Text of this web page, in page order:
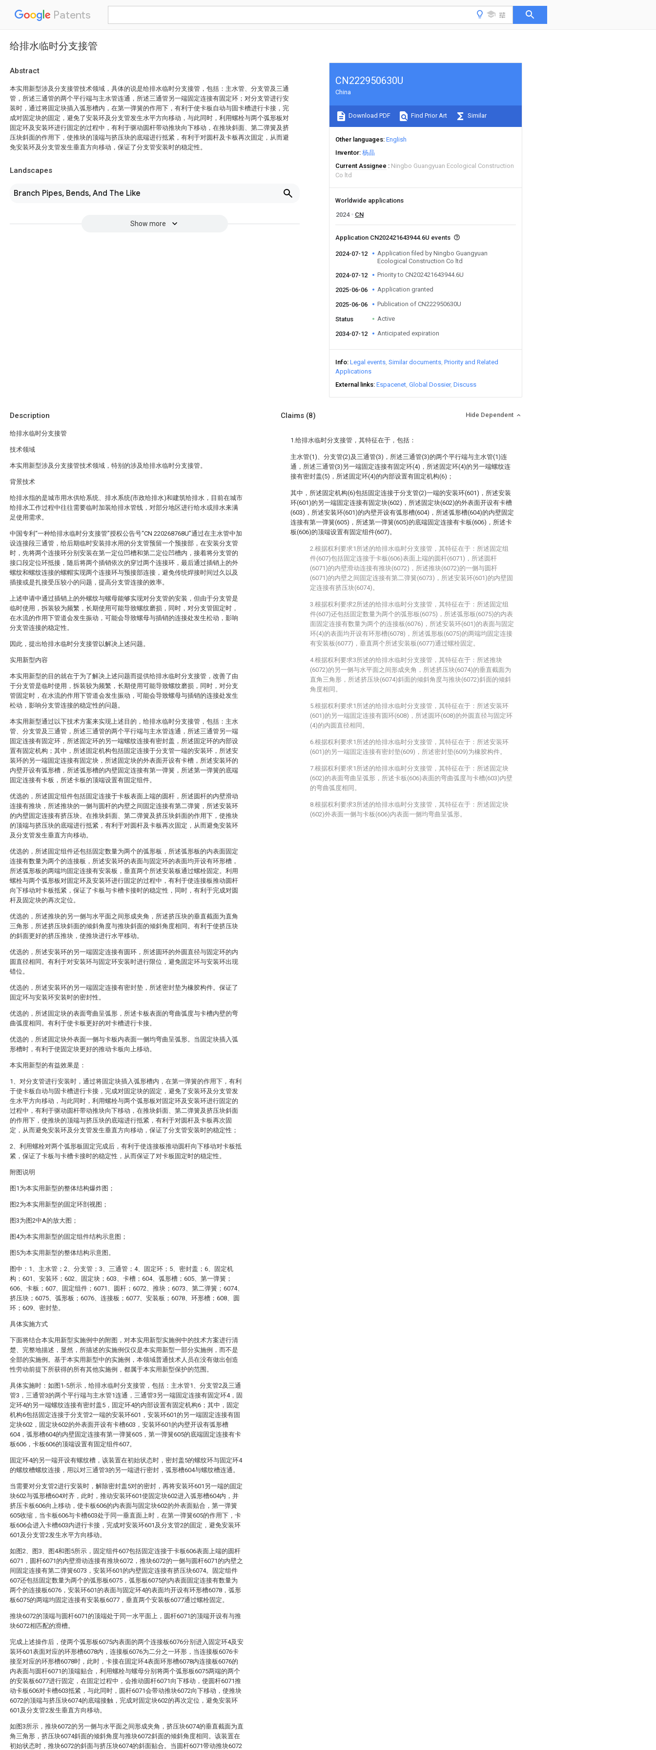
Patents
给排水临时分支接管
Abstract
本实用新型涉及分支接管技术领域，具体的说是给排水临时分支接管，包括：主水管、分支管及三通
管，所述三通管的两个平行端与主水管连通，所述三通管另一端固定连接有固定环；对分支管进行安
装时，通过将固定块插入弧形槽内，在第一弹簧的作用下，有利于使卡板自动与固卡槽进行卡接，完
成对固定块的固定，避免了安装环及分支管发生水平方向移动，与此同时，利用螺栓与两个弧形板对
固定环及安装环进行固定的过程中，有利于驱动圆杆带动推块向下移动，在推块斜面、第二弹簧及挤
压块斜面的作用下，使推块的顶端与挤压块的底端进行抵紧，有利于对圆杆及卡板再次固定，从而避
免安装环及分支管发生垂直方向移动，保证了分支管安装时的稳定性。
Landscapes
Branch Pipes, Bends, And The Like
Show more
CN222950630U
China
Download PDF Find Prior Art Similar
Other languages English
Inventor 杨晶
Current Assignee
Ningbo Guangyuan Ecological Construction
Co ltd
Worldwide applications
2024
CN
Application CN202421643944.6U events
2024-07-12
Application filed by Ningbo Guangyuan
Ecological Construction Co ltd
2024-07-12
Priority to CN202421643944.6U
2025-06-06 Application granted
2025-06-06 Publication of CN222950630U
Status Active
2034-07-12 Anticipated expiration
Info Legal events Similar documents Priority and Related
Applications
External links Espacenet Global Dossier Discuss
Description
给排水临时分支接管
技术领域
本实用新型涉及分支接管技术领域，特别的涉及给排水临时分支接管。
背景技术
给排水指的是城市用水供给系统、排水系统(市政给排水)和建筑给排水，目前在城市
给排水工作过程中往往需要临时加装给排水管线，对部分地区进行给水或排水来满
足使用需求。
中国专利“一种给排水临时分支接管”授权公告号“CN 220268768U”通过在主水管中加
设连接段三通管，给后期临时安装排水用的分支管预留一个预接部，在安装分支管
时，先将两个连接环分别安装在第一定位凹槽和第二定位凹槽内，接着将分支管的
接口段定位环抵接，随后将两个插销依次的穿过两个连接环，最后通过插销上的外
螺纹和螺纹连接的螺帽实现两个连接环与预接部连接，避免传统焊接时间过久以及
插接或是扎接受压较小的问题，提高分支管连接的效率。
上述申请中通过插销上的外螺纹与螺母能够实现对分支管的安装，但由于分支管是
临时使用，拆装较为频繁，长期使用可能导致螺纹磨损，同时，对分支管固定时，
在水流的作用下管道会发生振动，可能会导致螺母与插销的连接处发生松动，影响
分支管连接的稳定性。
因此，提出给排水临时分支接管以解决上述问题。
实用新型内容
本实用新型的目的就在于为了解决上述问题而提供给排水临时分支接管，改善了由
于分支管是临时使用，拆装较为频繁，长期使用可能导致螺纹磨损，同时，对分支
管固定时，在水流的作用下管道会发生振动，可能会导致螺母与插销的连接处发生
松动，影响分支管连接的稳定性的问题。
本实用新型通过以下技术方案来实现上述目的，给排水临时分支接管，包括：主水
管、分支管及三通管，所述三通管的两个平行端与主水管连通，所述三通管另一端
固定连接有固定环，所述固定环的另一端螺纹连接有密封盖，所述固定环的内部设
置有固定机构；其中，所述固定机构包括固定连接于分支管一端的安装环，所述安
装环的另一端固定连接有固定块，所述固定块的外表面开设有卡槽，所述安装环的
内壁开设有弧形槽，所述弧形槽的内壁固定连接有第一弹簧，所述第一弹簧的底端
固定连接有卡板，所述卡板的顶端设置有固定组件。
优选的，所述固定组件包括固定连接于卡板表面上端的圆杆，所述圆杆的内壁滑动
连接有推块，所述推块的一侧与圆杆的内壁之间固定连接有第二弹簧，所述安装环
的内壁固定连接有挤压块。在推块斜面、第二弹簧及挤压块斜面的作用下，使推块
的顶端与挤压块的底端进行抵紧，有利于对圆杆及卡板再次固定，从而避免安装环
及分支管发生垂直方向移动。
优选的，所述固定组件还包括固定数量为两个的弧形板，所述弧形板的内表面固定
连接有数量为两个的连接板，所述安装环的表面与固定环的表面均开设有环形槽，
所述弧形板的两端均固定连接有安装板，垂直两个所述安装板通过螺栓固定。利用
螺栓与两个弧形板对固定环及安装环进行固定的过程中，有利于使连接板推动圆杆
向下移动对卡板抵紧，保证了卡板与卡槽卡接时的稳定性，同时，有利于完成对圆
杆及固定块的再次定位。
优选的，所述推块的另一侧与水平面之间形成夹角，所述挤压块的垂直截面为直角
三角形，所述挤压块斜面的倾斜角度与推块斜面的倾斜角度相同。有利于使挤压块
的斜面更好的挤压推块，使推块进行水平移动。
优选的，所述安装环的另一端固定连接有圆环，所述圆环的外圆直径与固定环的内
圆直径相同。有利于对安装环与固定环安装时进行限位，避免固定环与安装环出现
错位。
优选的，所述安装环的另一端固定连接有密封垫，所述密封垫为橡胶构件。保证了
固定环与安装环安装时的密封性。
优选的，所述固定块的表面弯曲呈弧形，所述卡板表面的弯曲弧度与卡槽内壁的弯
曲弧度相同。有利于使卡板更好的对卡槽进行卡接。
优选的，所述固定块外表面一侧与卡板内表面一侧均弯曲呈弧形。当固定块插入弧
形槽时，有利于使固定块更好的推动卡板向上移动。
本实用新型的有益效果是：
1、对分支管进行安装时，通过将固定块插入弧形槽内，在第一弹簧的作用下，有利
于使卡板自动与固卡槽进行卡接，完成对固定块的固定，避免了安装环及分支管发
生水平方向移动，与此同时，利用螺栓与两个弧形板对固定环及安装环进行固定的
过程中，有利于驱动圆杆带动推块向下移动，在推块斜面、第二弹簧及挤压块斜面
的作用下，使推块的顶端与挤压块的底端进行抵紧，有利于对圆杆及卡板再次固
定，从而避免安装环及分支管发生垂直方向移动，保证了分支管安装时的稳定性；
2、利用螺栓对两个弧形板固定完成后，有利于使连接板推动圆杆向下移动对卡板抵
紧，保证了卡板与卡槽卡接时的稳定性，从而保证了对卡板固定时的稳定性。
附图说明
图1为本实用新型的整体结构爆炸图；
图2为本实用新型的固定环剖视图；
图3为图2中A的放大图；
图4为本实用新型的固定组件结构示意图；
图5为本实用新型的整体结构示意图。
图中：1、主水管；2、分支管；3、三通管；4、固定环；5、密封盖；6、固定机
构；601、安装环；602、固定块；603、卡槽；604、弧形槽；605、第一弹簧；
606、卡板；607、固定组件；6071、圆杆；6072、推块；6073、第二弹簧；6074、
挤压块；6075、弧形板；6076、连接板；6077、安装板；6078、环形槽；608、圆
环；609、密封垫。
具体实施方式
下面将结合本实用新型实施例中的附图，对本实用新型实施例中的技术方案进行清
楚、完整地描述，显然，所描述的实施例仅仅是本实用新型一部分实施例，而不是
全部的实施例。基于本实用新型中的实施例，本领域普通技术人员在没有做出创造
性劳动前提下所获得的所有其他实施例，都属于本实用新型保护的范围。
具体实施时：如图1-5所示，给排水临时分支接管，包括：主水管1、分支管2及三通
管3，三通管3的两个平行端与主水管1连通，三通管3另一端固定连接有固定环4，固
定环4的另一端螺纹连接有密封盖5，固定环4的内部设置有固定机构6；其中，固定
机构6包括固定连接于分支管2一端的安装环601，安装环601的另一端固定连接有固
定块602，固定块602的外表面开设有卡槽603，安装环601的内壁开设有弧形槽
604，弧形槽604的内壁固定连接有第一弹簧605，第一弹簧605的底端固定连接有卡
板606，卡板606的顶端设置有固定组件607。
固定环4的另一端开设有螺纹槽，该装置在初始状态时，密封盖5的螺纹环与固定环4
的螺纹槽螺纹连接，用以对三通管3的另一端进行密封，弧形槽604与螺纹槽连通。
当需要对分支管2进行安装时，解除密封盖5对的密封，再将安装环601另一端的固定
块602与弧形槽604对齐，此时，推动安装环601使固定块602进入弧形槽604内，并
挤压卡板606向上移动，使卡板606的内表面与固定块602的外表面贴合，第一弹簧
605收缩，当卡板606与卡槽603处于同一垂直面上时，在第一弹簧605的作用下，卡
板606会进入卡槽603内进行卡接，完成对安装环601及分支管2的固定，避免安装环
601及分支管2发生水平方向移动。
如图2、图3、图4和图5所示，固定组件607包括固定连接于卡板606表面上端的圆杆
6071，圆杆6071的内壁滑动连接有推块6072，推块6072的一侧与圆杆6071的内壁之
间固定连接有第二弹簧6073，安装环601的内壁固定连接有挤压块6074。固定组件
607还包括固定数量为两个的弧形板6075，弧形板6075的内表面固定连接有数量为
两个的连接板6076，安装环601的表面与固定环4的表面均开设有环形槽6078，弧形
板6075的两端均固定连接有安装板6077，垂直两个安装板6077通过螺栓固定。
推块6072的顶端与圆杆6071的顶端处于同一水平面上，圆杆6071的顶端开设有与推
块6072相匹配的滑槽。
完成上述操作后，使两个弧形板6075内表面的两个连接板6076分别进入固定环4及安
装环601表面对应的环形槽6078内，连接板6076为二分之一环形，当连接板6076卡
接至对应的环形槽6078时，此时，卡接在固定环4表面环形槽6078内连接板6076的
内表面与圆杆6071的顶端贴合，利用螺栓与螺母分别将两个弧形板6075两端的两个
的安装板6077进行固定，在固定过程中，会推动圆杆6071向下移动，使圆杆6071推
动卡板606对卡槽603抵紧，与此同时，圆杆6071会带动推块6072向下移动，使推块
6072的顶端与挤压块6074的底端接触，完成对固定块602的再次定位，避免安装环
601及分支管2发生垂直方向移动。
如图3所示，推块6072的另一侧与水平面之间形成夹角，挤压块6074的垂直截面为直
角三角形，挤压块6074斜面的倾斜角度与推块6072斜面的倾斜角度相同。该装置在
初始状态时，推块6072的斜面与挤压块6074的斜面贴合。当圆杆6071带动推块6072
Claims (8) Hide Dependent
1.给排水临时分支接管，其特征在于，包括：
主水管(1)、分支管(2)及三通管(3)，所述三通管(3)的两个平行端与主水管(1)连
通，所述三通管(3)另一端固定连接有固定环(4)，所述固定环(4)的另一端螺纹连
接有密封盖(5)，所述固定环(4)的内部设置有固定机构(6)；
其中，所述固定机构(6)包括固定连接于分支管(2)一端的安装环(601)，所述安装
环(601)的另一端固定连接有固定块(602)，所述固定块(602)的外表面开设有卡槽
(603)，所述安装环(601)的内壁开设有弧形槽(604)，所述弧形槽(604)的内壁固定
连接有第一弹簧(605)，所述第一弹簧(605)的底端固定连接有卡板(606)，所述卡
板(606)的顶端设置有固定组件(607)。
2.根据权利要求1所述的给排水临时分支接管，其特征在于：所述固定组
件(607)包括固定连接于卡板(606)表面上端的圆杆(6071)，所述圆杆
(6071)的内壁滑动连接有推块(6072)，所述推块(6072)的一侧与圆杆
(6071)的内壁之间固定连接有第二弹簧(6073)，所述安装环(601)的内壁固
定连接有挤压块(6074)。
3.根据权利要求2所述的给排水临时分支接管，其特征在于：所述固定组
件(607)还包括固定数量为两个的弧形板(6075)，所述弧形板(6075)的内表
面固定连接有数量为两个的连接板(6076)，所述安装环(601)的表面与固定
环(4)的表面均开设有环形槽(6078)，所述弧形板(6075)的两端均固定连接
有安装板(6077)，垂直两个所述安装板(6077)通过螺栓固定。
4.根据权利要求3所述的给排水临时分支接管，其特征在于：所述推块
(6072)的另一侧与水平面之间形成夹角，所述挤压块(6074)的垂直截面为
直角三角形，所述挤压块(6074)斜面的倾斜角度与推块(6072)斜面的倾斜
角度相同。
5.根据权利要求1所述的给排水临时分支接管，其特征在于：所述安装环
(601)的另一端固定连接有圆环(608)，所述圆环(608)的外圆直径与固定环
(4)的内圆直径相同。
6.根据权利要求1所述的给排水临时分支接管，其特征在于：所述安装环
(601)的另一端固定连接有密封垫(609)，所述密封垫(609)为橡胶构件。
7.根据权利要求1所述的给排水临时分支接管，其特征在于：所述固定块
(602)的表面弯曲呈弧形，所述卡板(606)表面的弯曲弧度与卡槽(603)内壁
的弯曲弧度相同。
8.根据权利要求3所述的给排水临时分支接管，其特征在于：所述固定块
(602)外表面一侧与卡板(606)内表面一侧均弯曲呈弧形。